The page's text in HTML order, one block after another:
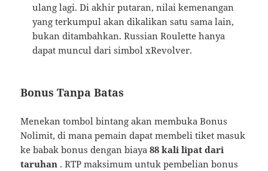
ulang lagi. Di akhir putaran, nilai kemenangan
yang terkumpul akan dikalikan satu sama lain,
bukan ditambahkan. Russian Roulette hanya
dapat muncul dari simbol xRevolver.
Bonus Tanpa Batas
Menekan tombol bintang akan membuka Bonus
Nolimit, di mana pemain dapat membeli tiket masuk
ke babak bonus dengan biaya88 kali lipat dari
taruhan . RTP maksimum untuk pembelian bonus